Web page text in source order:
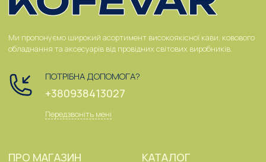
Ми пропонуємо широкий асортимент високоякісної кави, ковового
обладнання та аксесуарів від провідних світових виробників.
ПОТРІБНА ДОПОМОГА?
+380938413027
Передзвоніть мені
ПРО МАГАЗИН КАТАЛОГ